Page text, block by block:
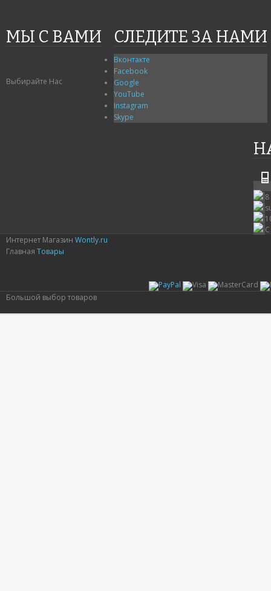
МЫ С ВАМИ
Выбирайте Нас
СЛЕДИТЕ ЗА НАМИ
Вконтакте
Facebook
Google
YouTube
Instagram
Skype
Интернет Магазин Wontly.ru
Главная Товары
Большой выбор товаров